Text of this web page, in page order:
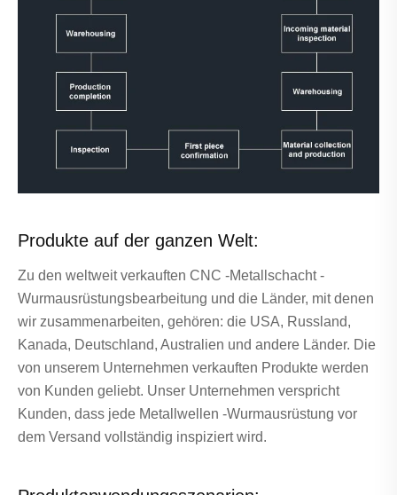
Produkte auf der ganzen Welt:
Zu den weltweit verkauften CNC -Metallschacht -
Wurmausrüstungsbearbeitung und die Länder, mit denen
wir zusammenarbeiten, gehören: die USA, Russland,
Kanada, Deutschland, Australien und andere Länder. Die
von unserem Unternehmen verkauften Produkte werden
von Kunden geliebt. Unser Unternehmen verspricht
Kunden, dass jede Metallwellen -Wurmausrüstung vor
dem Versand vollständig inspiziert wird.